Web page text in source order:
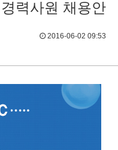
력사원 채용안
2016-06-02 09:53